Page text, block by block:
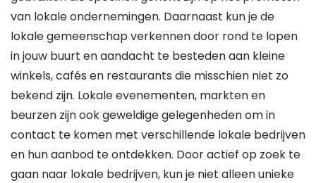
van lokale ondernemingen. Daarnaast kun je de
lokale gemeenschap verkennen door rond te lopen
in jouw buurt en aandacht te besteden aan kleine
winkels, cafés en restaurants die misschien niet zo
bekend zijn. Lokale evenementen, markten en
beurzen zijn ook geweldige gelegenheden om in
contact te komen met verschillende lokale bedrijven
en hun aanbod te ontdekken. Door actief op zoek te
gaan naar lokale bedrijven, kun je niet alleen unieke